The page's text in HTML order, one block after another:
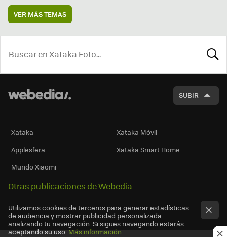
VER MÁS TEMAS
SUBIR
Xataka
Xataka Móvil
Applesfera
Xataka Smart Home
Mundo Xiaomi
Otras publicaciones de Webedia
Utilizamos cookies de terceros para generar estadísticas
de audiencia y mostrar publicidad personalizada
analizando tu navegación. Si sigues navegando estarás
aceptando su uso. Más información